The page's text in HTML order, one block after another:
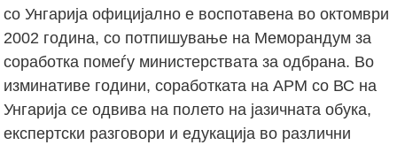
со Унгарија официјално е воспотавена во октомври
2002 година, со потпишување на Меморандум за
соработка помеѓу министерствата за одбрана. Во
изминативе години, соработката на АРМ со ВС на
Унгарија се одвива на полето на јазичната обука,
експертски разговори и едукација во различни